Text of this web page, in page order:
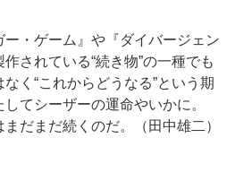
・ゲーム』や『ダイバージェン
されている“続き物”の一種でも
く“これからどうなる”という期
てシーザーの運命やいかに。
まだまだ続くのだ。（田中雄二）